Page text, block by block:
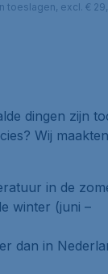
toeslagen, excl. €
dingen zijn
Wij
in de
winter (juni –
dan in